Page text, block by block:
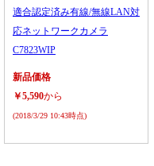
適合認定済み有線/無線LAN対
応ネットワークカメラ
C7823WIP
新品価格
￥5,590から
(2018/3/29 10:43時点)